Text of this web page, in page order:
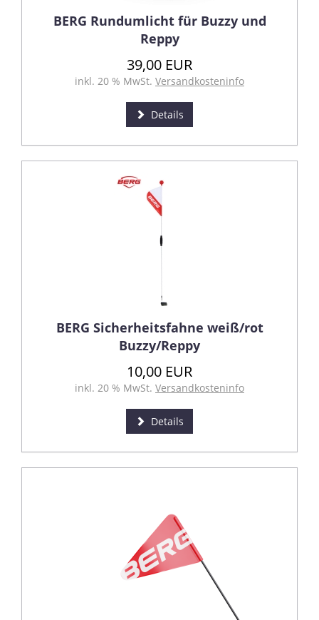
BERG Rundumlicht für Buzzy und
Reppy
39,00 EUR
inkl. 20 % MwSt. Versandkosteninfo
Details
BERG Sicherheitsfahne weiß/rot
Buzzy/Reppy
10,00 EUR
inkl. 20 % MwSt. Versandkosteninfo
Details